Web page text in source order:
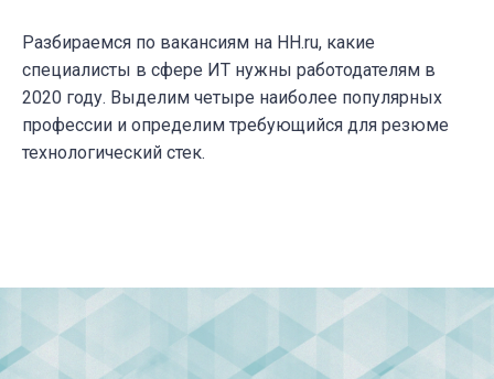
Разбираемся по вакансиям на HH.ru, какие
специалисты в сфере ИТ нужны работодателям в
2020 году. Выделим четыре наиболее популярных
профессии и определим требующийся для резюме
технологический стек.